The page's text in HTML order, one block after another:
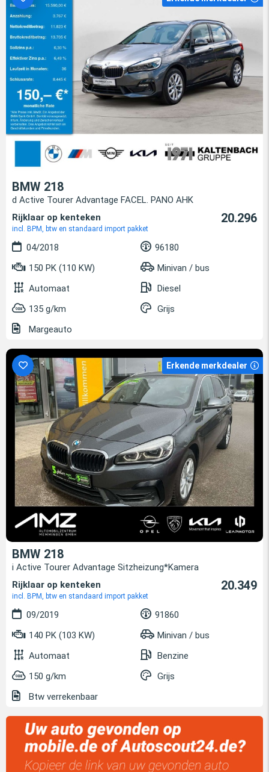
BMW 218
d Active Tourer Advantage FACEL. PANO AHK
Rijklaar op kenteken
incl. BPM, btw en standaard import pakket
20.296
04/2018
96180
150 PK (110 KW)
Minivan / bus
Automaat
Diesel
135 g/km
Grijs
Margeauto
Erkende merkdealer
BMW 218
i Active Tourer Advantage Sitzheizung*Kamera
Rijklaar op kenteken
incl. BPM, btw en standaard import pakket
20.349
09/2019
91860
140 PK (103 KW)
Minivan / bus
Automaat
Benzine
150 g/km
Grijs
Btw verrekenbaar